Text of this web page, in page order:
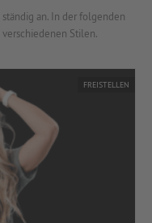
ständig an. In der folgenden
Stilen.
FREISTELLEN